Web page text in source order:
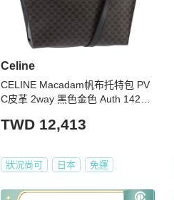
Celine
CELINE Macadam帆布托特包 PV
C皮革 2way 黑色金色 Auth 14279
TWD 12,413
狀況尚可 日本 免運